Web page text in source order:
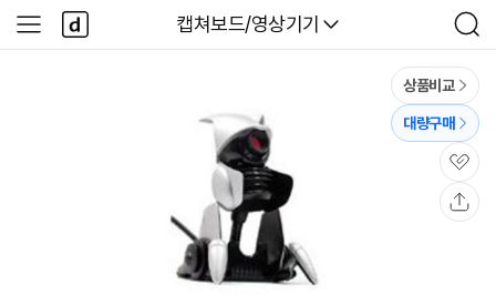
다나와
캡쳐보드/영상기기
검
색
사
이
다
나
와
상품비교
대량구매
관
심